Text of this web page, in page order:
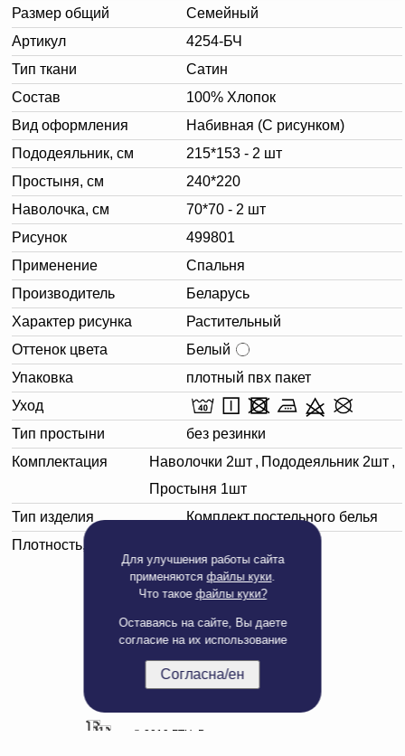
Для улучшения работы сайта
применяютсяфайлы куки.
Что такое файлы куки?
Оставаясь на сайте, Вы даете
согласие на их использование
Согласна/ен
Размер общий
Семейный
Артикул
4254-БЧ
Тип ткани
Сатин
Состав
100% Хлопок
Вид оформления
Набивная (С рисунком)
Пододеяльник, см
215*153 - 2 шт
Простыня, см
240*220
Наволочка, см
70*70 - 2 шт
Рисунок
499801
Применение
Спальня
Производитель
Беларусь
Характер рисунка
Растительный
Оттенок цвета
Белый
Упаковка
плотный пвх пакет
Уход
Тип простыни
без резинки
Комплектация
Наволочки 2шт , Пододеяльник 2шт ,
Простыня 1шт
Тип изделия
Комплект постельного белья
Плотность, г/м²
Полная версия сайта
© 2019 БТЦ. Все права защищены